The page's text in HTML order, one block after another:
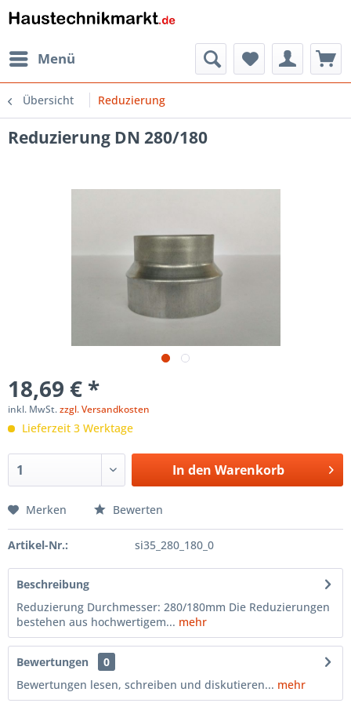
Menü
Übersicht Reduzierung
Reduzierung DN 280/180
18,69 € *
inkl. MwSt.zzgl. Versandkosten
Lieferzeit 3 Werktage
In den Warenkorb
Merken Bewerten
Artikel-Nr.: si35_280_180_0
Beschreibung
Reduzierung Durchmesser: 280/180mm Die Reduzierungen
bestehen aus hochwertigem... mehr
Bewertungen
0
Bewertungen lesen, schreiben und diskutieren... mehr